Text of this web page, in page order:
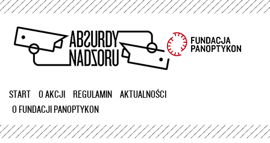
Przejdź
treści
START O AKCJI REGULAMIN
AKTUALNOŚCI
O FUNDACJI PANOPTYKON